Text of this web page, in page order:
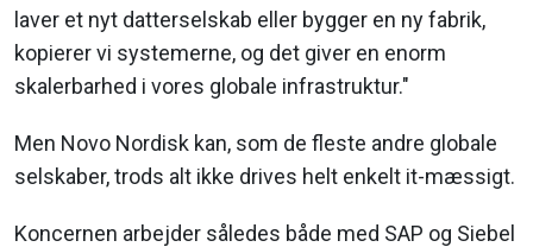
laver et nyt datterselskab eller bygger en ny fabrik,
kopierer vi systemerne, og det giver en enorm
skalerbarhed i vores globale infrastruktur."
Men Novo Nordisk kan, som de fleste andre globale
selskaber, trods alt ikke drives helt enkelt it-mæssigt.
Koncernen arbejder således både med SAP og Siebel